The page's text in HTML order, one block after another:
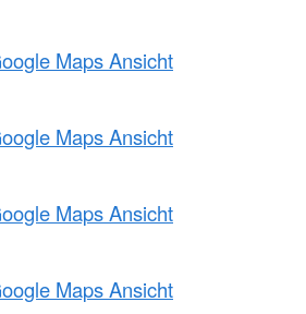
Maps Ansicht
Maps Ansicht
Maps Ansicht
Maps Ansicht